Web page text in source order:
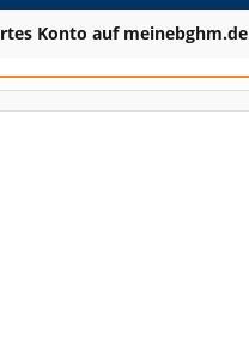
Konto auf meinebghm.de